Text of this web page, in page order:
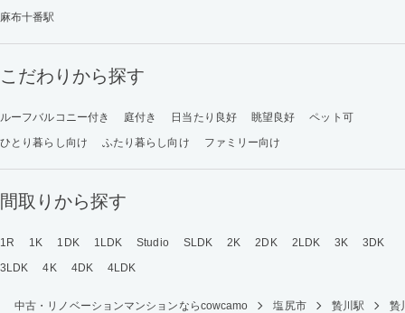
麻布十番駅
こだわりから探す
ルーフバルコニー付き 庭付き 日当たり良好 眺望良好
ペット可
ひとり暮らし向け
ふたり暮らし向け ファミリー向け
間取りから探す
1R 1K 1DK 1LDK Studio SLDK 2K 2DK 2LDK 3K
3DK
3LDK
4K 4DK 4LDK
中古・リノベーションマンションならcowcamo 塩尻市 贄川駅 贄